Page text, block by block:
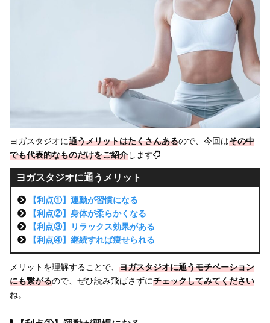
ヨガスタジオに通うメリットはたくさんあるので、今回はその中
でも代表的なものだけをご紹介します
ヨガスタジオに通うメリット
【利点①】運動が習慣になる
【利点②】身体が柔らかくなる
【利点③】リラックス効果がある
【利点④】継続すれば痩せられる
メリットを理解することで、 ヨガスタジオに通うモチベーション
にも繋がるので、ぜひ読み飛ばさずにチェックしてみてください
ね。